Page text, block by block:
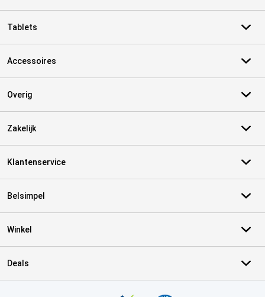
Tablets
Accessoires
Overig
Zakelijk
Klantenservice
Belsimpel
Winkel
Deals